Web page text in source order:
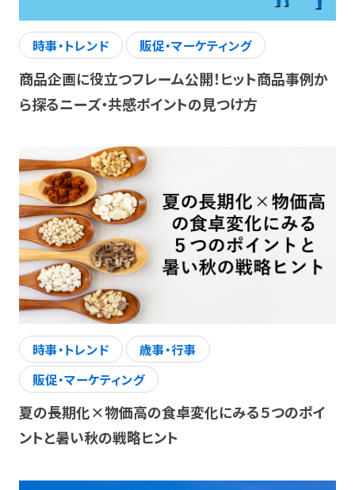
時事・トレンド 販促・マーケティング
商品企画に役立つフレーム公開！ヒット商品事例か
ら探るニーズ・共感ポイントの見つけ方
時事・トレンド
歳事・行事
販促・マーケティング
夏の長期化×物価高の食卓変化にみる５つのポイ
ントと暑い秋の戦略ヒント